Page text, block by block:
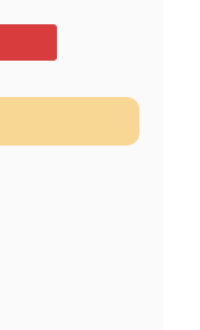
은 단체가 운영 중인 채널입
. Audio Library채널에서 BG